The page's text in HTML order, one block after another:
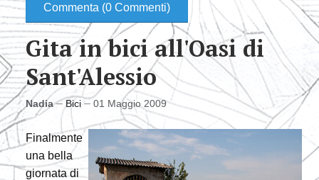
Commenta (0 Commenti)
Gita in bici all'Oasi di
Sant'Alessio
Nadia Bici 01 Maggio 2009
Finalmente
una bella
giornata di